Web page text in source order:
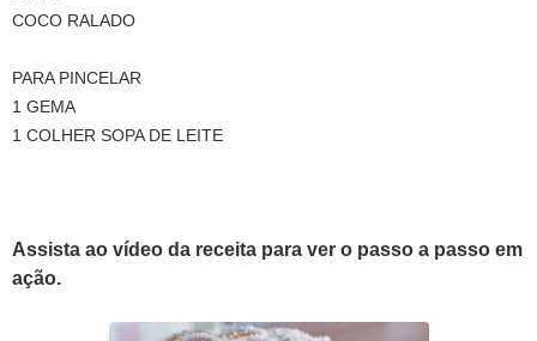
COCO RALADO
PARA PINCELAR
1 GEMA
1 COLHER SOPA DE LEITE
Assista ao vídeo da receita para ver o passo a passo em
ação.